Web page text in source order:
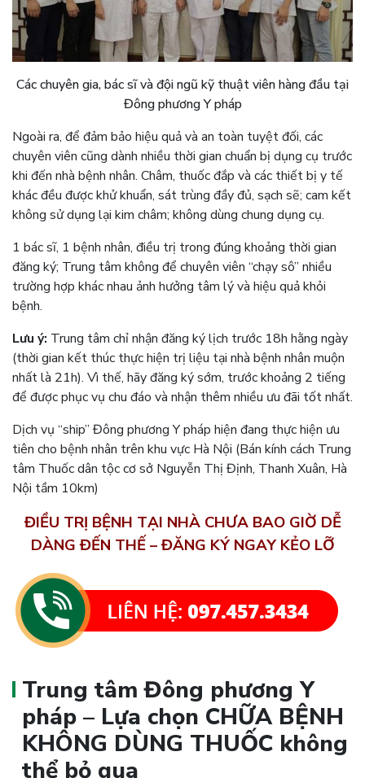
Các chuyên gia, bác sĩ và đội ngũ kỹ thuật viên hàng đầu tại
Đông phương Y pháp
Ngoài ra, để đảm bảo hiệu quả và an toàn tuyệt đối, các
chuyên viên cũng dành nhiều thời gian chuẩn bị dụng cụ trước
khi đến nhà bệnh nhân. Châm, thuốc đắp và các thiết bị y tế
khác đều được khử khuẩn, sát trùng đầy đủ, sạch sẽ; cam kết
không sử dụng lại kim châm; không dùng chung dụng cụ.
1 bác sĩ, 1 bệnh nhân, điều trị trong đúng khoảng thời gian
đăng ký; Trung tâm không để chuyên viên “chạy sô” nhiều
trường hợp khác nhau ảnh hưởng tâm lý và hiệu quả khỏi
bệnh.
Lưu ý: Trung tâm chỉ nhận đăng ký lịch trước 18h hằng ngày
(thời gian kết thúc thực hiện trị liệu tại nhà bệnh nhân muộn
nhất là 21h). Vì thế, hãy đăng ký sớm, trước khoảng 2 tiếng
để được phục vụ chu đáo và nhận thêm nhiều ưu đãi tốt nhất.
Dịch vụ “ship” Đông phương Y pháp hiện đang thực hiện ưu
tiên cho bệnh nhân trên khu vực Hà Nội (Bán kính cách Trung
tâm Thuốc dân tộc cơ sở Nguyễn Thị Định, Thanh Xuân, Hà
Nội tầm 10km)
ĐIỀU TRỊ BỆNH TẠI NHÀ CHƯA BAO GIỜ DỄ
DÀNG ĐẾN THẾ – ĐĂNG KÝ NGAY KẺO LỠ
Trung tâm Đông phương Y
pháp – Lựa chọn CHỮA BỆNH
KHÔNG DÙNG THUỐC không
thể bỏ qua